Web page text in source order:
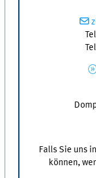
Falls Sie uns
können,